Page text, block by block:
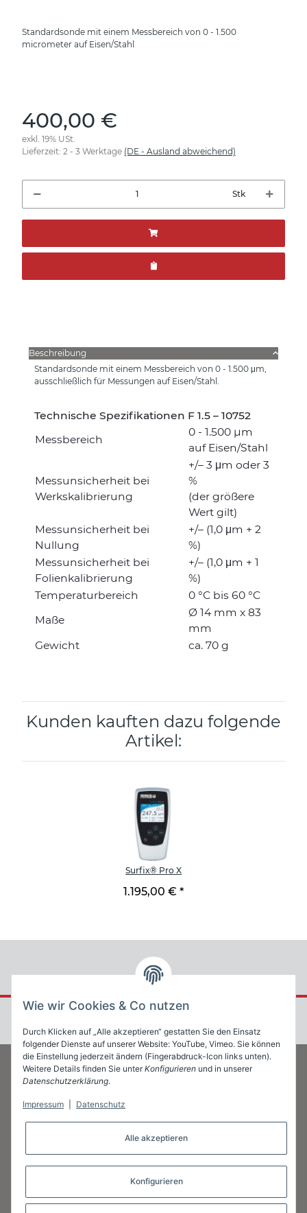
Standardsonde mit einem Messbereich von 0 - 1.500
micrometer auf Eisen/Stahl
400,00 €
exkl. 19% USt.
Lieferzeit: 2 - 3 Werktage (DE - Ausland abweichend)
Stk
Beschreibung
Standardsonde mit einem Messbereich von 0 - 1.500 μm,
ausschließlich für Messungen auf Eisen/Stahl.
Technische Spezifikationen F 1.5 – 10752
Messbereich
0 - 1.500 µm
auf Eisen/Stahl
Messunsicherheit bei
Werkskalibrierung
+/– 3 μm oder 3
%
(der größere
Wert gilt)
Messunsicherheit bei
Nullung
+/– (1,0 μm + 2
%)
Messunsicherheit bei
Folienkalibrierung
+/– (1,0 μm + 1
%)
Temperaturbereich
0 °C bis 60 °C
Maße
Ø 14 mm x 83
mm
Gewicht
ca. 70 g
Kunden kauften dazu folgende
Artikel:
Surfix® Pro X
1.195,00 € *
Gesetzliche Informationen
Wie wir Cookies & Co nutzen
Durch Klicken auf „Alle akzeptieren“ gestatten Sie den Einsatz
folgender Dienste auf unserer Website: YouTube, Vimeo. Sie können
die Einstellung jederzeit ändern (Fingerabdruck-Icon links unten).
Weitere Details finden Sie unterKonfigurieren und in unserer
Datenschutzerklärung.
Impressum Datenschutz
Alle akzeptieren
Konfigurieren